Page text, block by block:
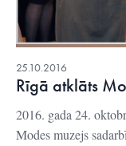
25.10.2016
Rīgā atklāts
2016. gada 24.
Modes muzejs